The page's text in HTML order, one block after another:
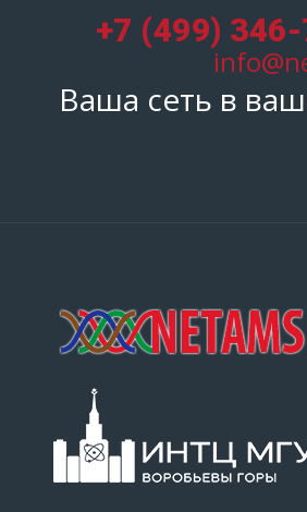
+7 (499)
Ваша сеть в